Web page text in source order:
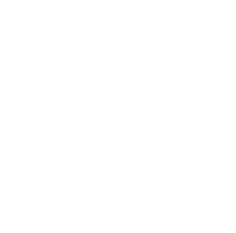
отрасль